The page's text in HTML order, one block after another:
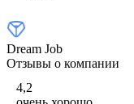
Dream Job
Отзывы о компании
4,2